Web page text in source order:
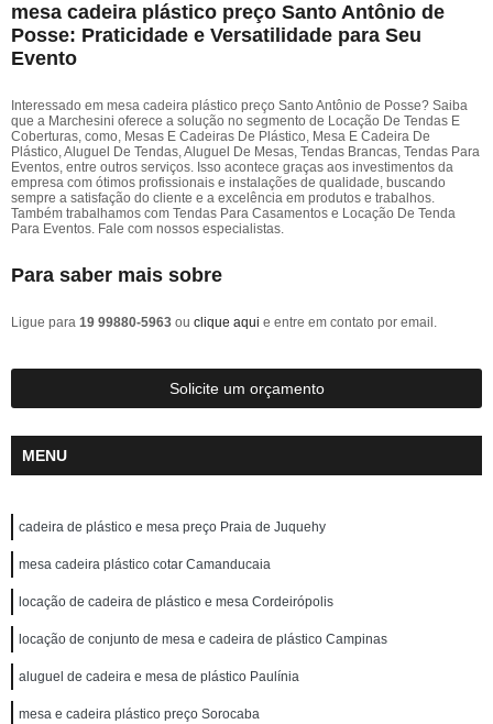
mesa cadeira plástico preço Santo Antônio de
Posse: Praticidade e Versatilidade para Seu
Evento
Interessado em mesa cadeira plástico preço Santo Antônio de Posse? Saiba
que a Marchesini oferece a solução no segmento de Locação De Tendas E
Coberturas, como, Mesas E Cadeiras De Plástico, Mesa E Cadeira De
Plástico, Aluguel De Tendas, Aluguel De Mesas, Tendas Brancas, Tendas Para
Eventos, entre outros serviços. Isso acontece graças aos investimentos da
empresa com ótimos profissionais e instalações de qualidade, buscando
sempre a satisfação do cliente e a excelência em produtos e trabalhos.
Também trabalhamos com Tendas Para Casamentos e Locação De Tenda
Para Eventos. Fale com nossos especialistas.
Para saber mais sobre
Ligue para 19 99880-5963 ou clique aqui e entre em contato por email.
Solicite um orçamento
MENU
cadeira de plástico e mesa preço Praia de Juquehy
mesa cadeira plástico cotar Camanducaia
locação de cadeira de plástico e mesa Cordeirópolis
locação de conjunto de mesa e cadeira de plástico Campinas
aluguel de cadeira e mesa de plástico Paulínia
mesa e cadeira plástico preço Sorocaba